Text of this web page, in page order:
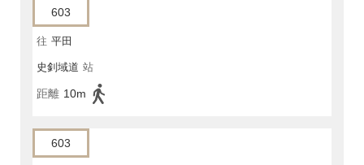
603
往 平田
史釗域道 站
距離 10m
603